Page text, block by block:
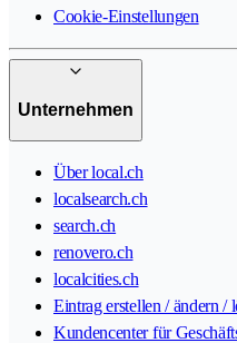
Cookie-Einstellungen
Unternehmen
Über local.ch
localsearch.ch
search.ch
renovero.ch
localcities.ch
Eintrag erstellen / ändern /
Kundencenter für